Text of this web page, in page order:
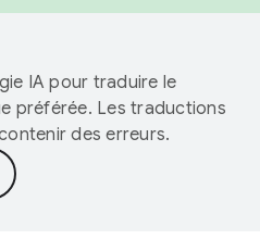
IA pour traduire le
préférée. Les traductions
des erreurs.